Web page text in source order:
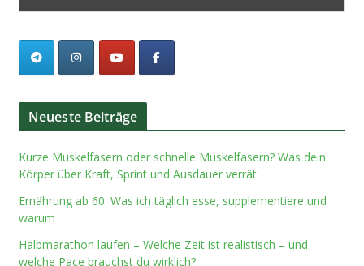
Neueste Beiträge
Kurze Muskelfasern oder schnelle Muskelfasern? Was dein
Körper über Kraft, Sprint und Ausdauer verrät
Ernährung ab 60: Was ich täglich esse, supplementiere und
warum
Halbmarathon laufen – Welche Zeit ist realistisch – und
welche Pace brauchst du wirklich?